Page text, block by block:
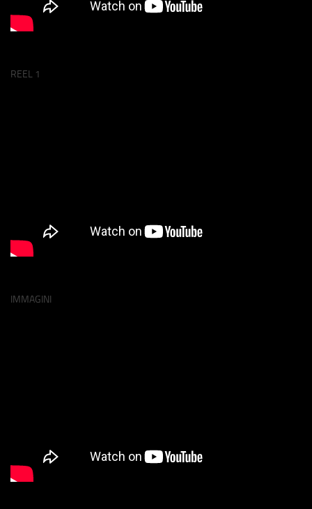
REEL 1
IMMAGINI